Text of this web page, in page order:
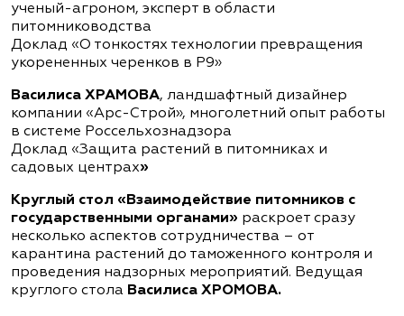
ученый-агроном, эксперт в области
питомниководства
Доклад «О тонкостях технологии превращения
укорененных черенков в Р9»
Василиса ХРАМОВА, ландшафтный дизайнер
компании «Арс-Строй», многолетний опыт работы
в системе Россельхознадзора
Доклад «Защита растений в питомниках и
садовых центрах»
Круглый стол «Взаимодействие питомников с
государственными органами» раскроет сразу
несколько аспектов сотрудничества – от
карантина растений до таможенного контроля и
проведения надзорных мероприятий. Ведущая
круглого стола Василиса ХРОМОВА.